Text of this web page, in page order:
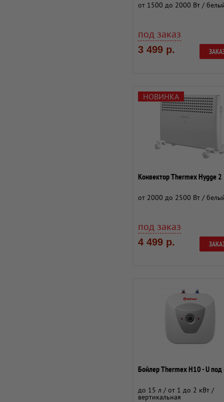
от 1500 до 2000 Вт /
под заказ
3 499 р.
НОВИНКА
Конвектор Thermex Hygge 2
от 2000 до 2500 Вт /
под заказ
4 499 р.
Бойлер Thermex H10 - U под
до 15 л / от 1 до 2 кВт /
вертикальная